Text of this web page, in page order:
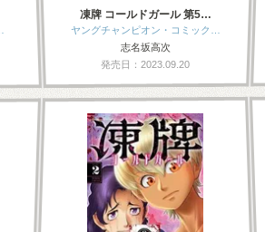
凍牌 コールドガール 第5…
ヤングチャンピオン・コミック…
志名坂高次
発売日：2023.09.20